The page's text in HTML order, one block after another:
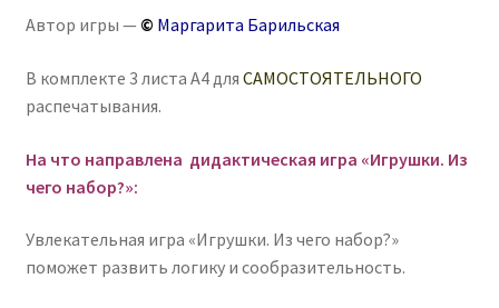
Из
набор?»
Автор игры — © Маргарита Барильская
В комплекте 3 листа А4 для САМОСТОЯТЕЛЬНОГО
распечатывания.
На что направлена дидактическая игра «Игрушки. Из
чего набор?»:
Увлекательная игра «Игрушки. Из чего набор?»
поможет развить логику и сообразительность.